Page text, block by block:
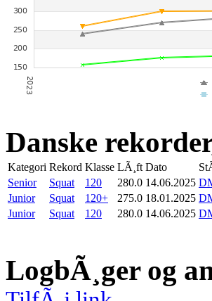
Danske
Kategori Rekord Klasse LÃ¸ft Dato
Senior
Squat 120 280.0 14.06.2025
Junior
Squat 120+ 275.0 18.01.2025
Junior
Squat 120 280.0 14.06.2025
LogbÃ¸ger og